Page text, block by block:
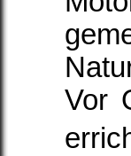
Vor